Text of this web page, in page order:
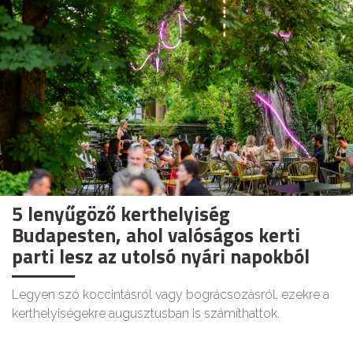
5 lenyűgöző kerthelyiség
Budapesten, ahol valóságos kerti
parti lesz az utolsó nyári napokból
Legyen szó koccintásról vagy bográcsozásról, ezekre a
kerthelyiségekre augusztusban is számíthattok.